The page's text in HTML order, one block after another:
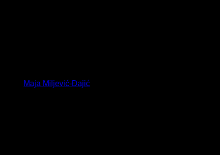
Maja Miljević-Đajić